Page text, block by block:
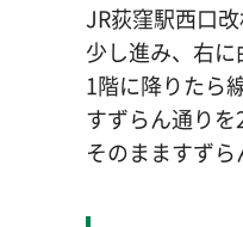
JR荻窪駅西口
少し進み、右
1階に降りたら
すずらん通り
そのまますず